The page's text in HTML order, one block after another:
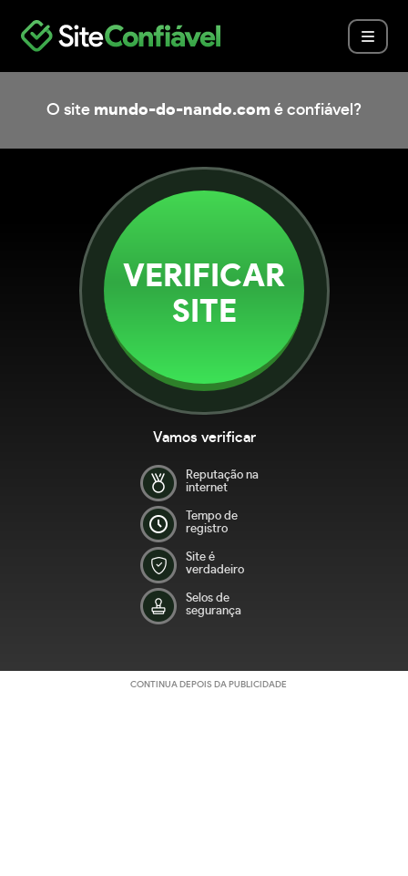
O site mundo-do-nando.com é confiável?
VERIFICAR
SITE
Vamos verificar
Reputação na
internet
Tempo de
registro
Site é
verdadeiro
Selos de
segurança
CONTINUA DEPOIS DA PUBLICIDADE